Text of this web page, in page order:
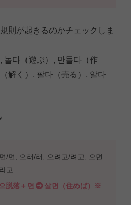
則が起きるのかチェックしま
놀다（遊ぶ）, 만들다（作
解く）, 팔다（売る）, 알다
/면, 으러/러, 으려고/려고, 으면
고
으脱落＋면
살면（住めば）※